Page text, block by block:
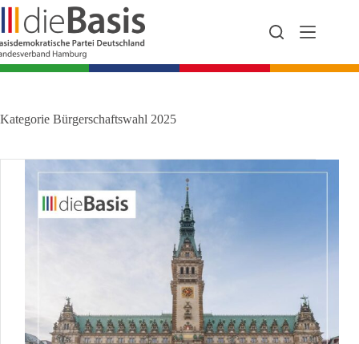
Zum
Inhalt
springen
Kategorie Bürgerschaftswahl 2025